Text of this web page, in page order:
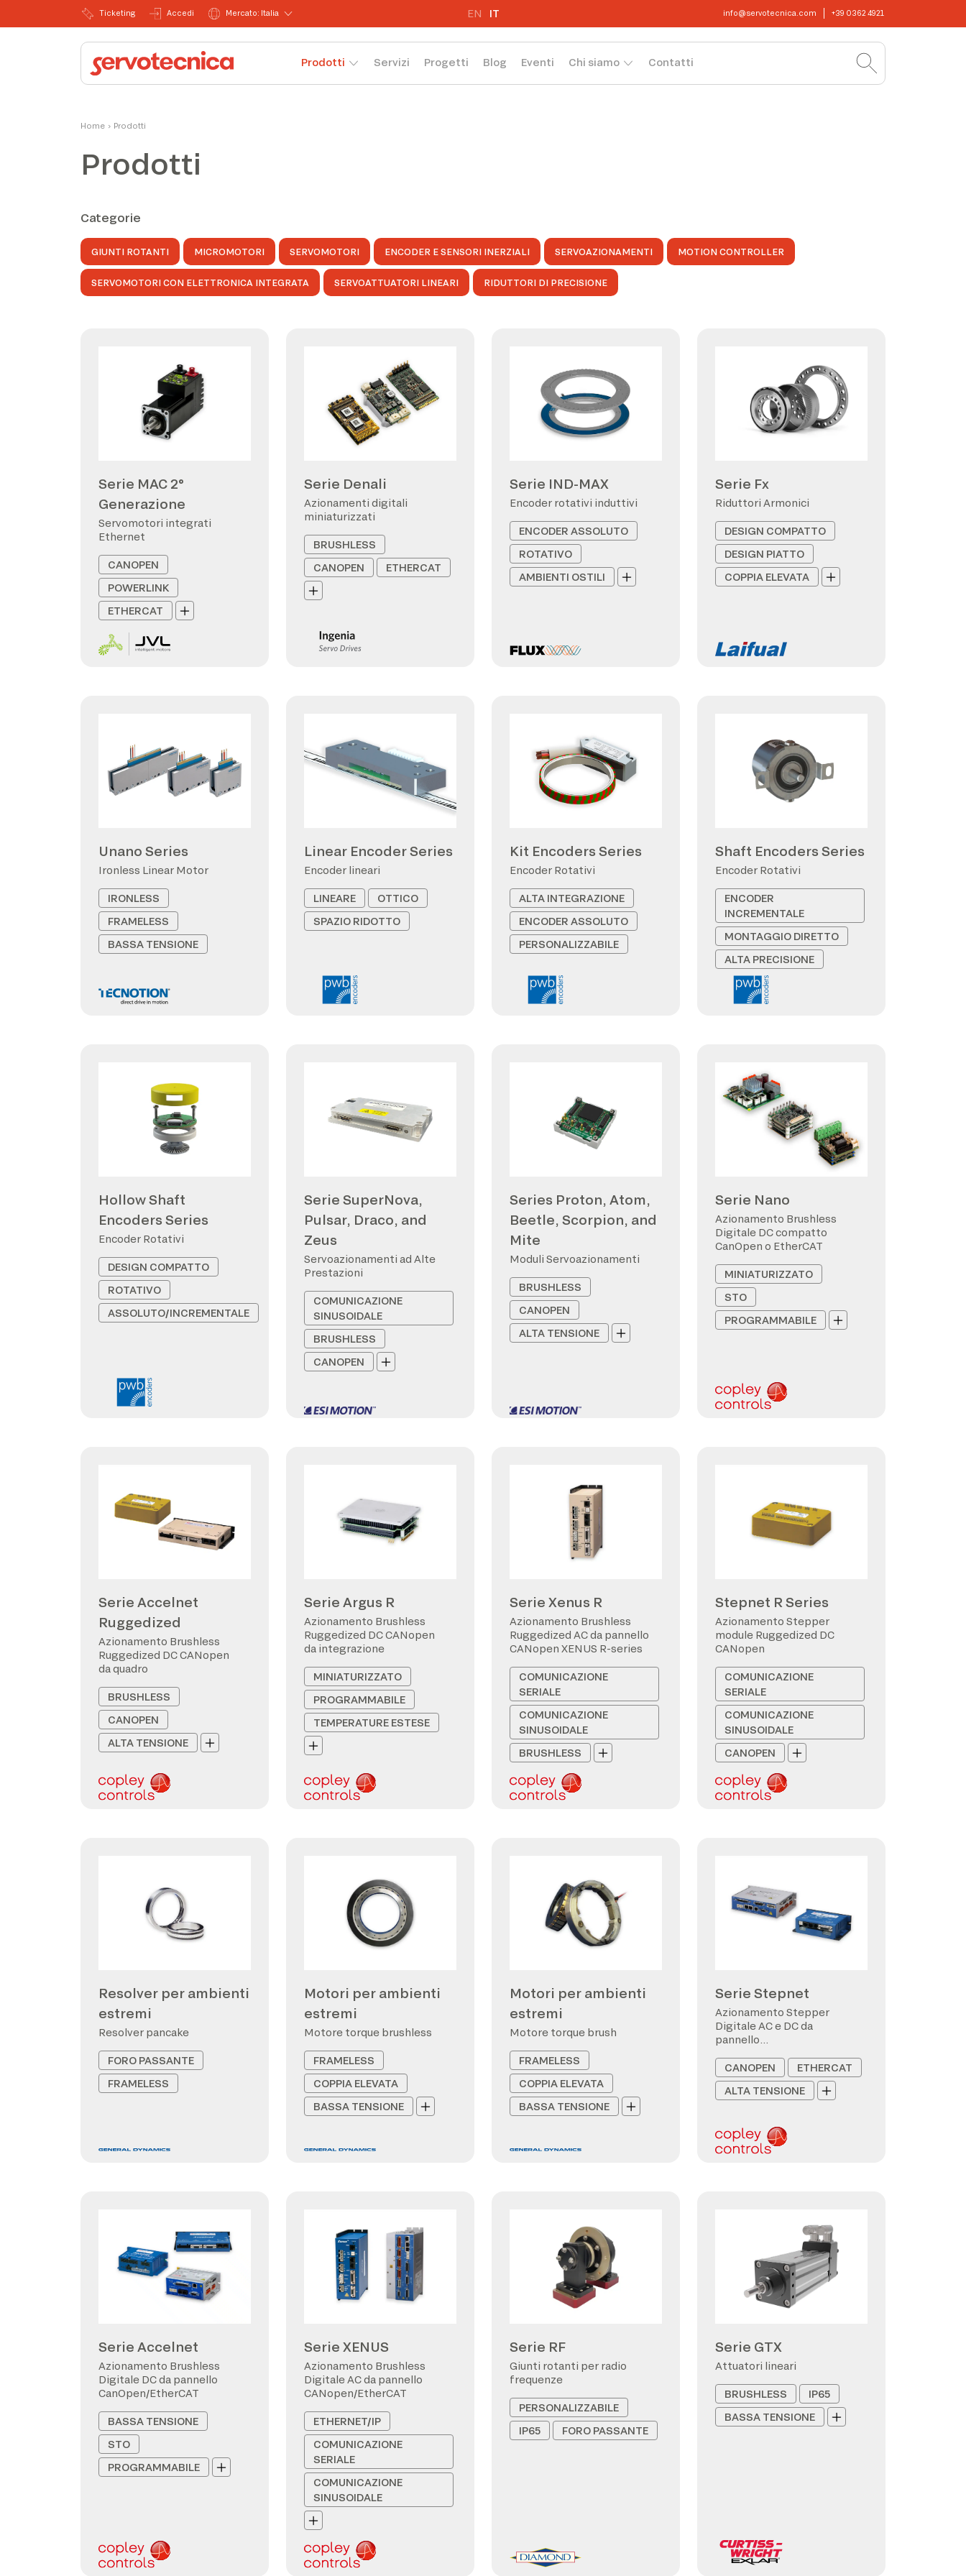
Ticketing Accedi Mercato: Italia EN IT info@servotecnica.com +39 0362 4921
Prodotti Servizi Progetti Blog Eventi Chi siamo Contatti
Home › Prodotti
Prodotti
Categorie
GIUNTI ROTANTI MICROMOTORI SERVOMOTORI ENCODER E SENSORI INERZIALI SERVOAZIONAMENTI MOTION CONTROLLER
SERVOMOTORI CON ELETTRONICA INTEGRATA SERVOATTUATORI LINEARI RIDUTTORI DI PRECISIONE
Serie MAC 2°
Generazione
Servomotori integrati
Ethernet
CANOPEN
POWERLINK
ETHERCAT
Serie Denali
Azionamenti digitali
miniaturizzati
BRUSHLESS
CANOPEN
ETHERCAT
Serie IND-MAX
Encoder rotativi induttivi
ENCODER ASSOLUTO
ROTATIVO
AMBIENTI OSTILI
Serie Fx
Riduttori Armonici
DESIGN COMPATTO
DESIGN PIATTO
COPPIA ELEVATA
Unano Series
Ironless Linear Motor
IRONLESS
FRAMELESS
BASSA TENSIONE
Linear Encoder Series
Encoder lineari
LINEARE
OTTICO
SPAZIO RIDOTTO
Kit Encoders Series
Encoder Rotativi
ALTA INTEGRAZIONE
ENCODER ASSOLUTO
PERSONALIZZABILE
Shaft Encoders Series
Encoder Rotativi
ENCODER
INCREMENTALE
MONTAGGIO DIRETTO
ALTA PRECISIONE
Hollow Shaft
Encoders Series
Encoder Rotativi
DESIGN COMPATTO
ROTATIVO
ASSOLUTO/INCREMENTALE
Serie SuperNova,
Pulsar, Draco, and
Zeus
Servoazionamenti ad Alte
Prestazioni
COMUNICAZIONE
SINUSOIDALE
BRUSHLESS
CANOPEN
Series Proton, Atom,
Beetle, Scorpion, and
Mite
Moduli Servoazionamenti
BRUSHLESS
CANOPEN
ALTA TENSIONE
Serie Nano
Azionamento Brushless
Digitale DC compatto
CanOpen o EtherCAT
MINIATURIZZATO
STO
PROGRAMMABILE
Serie Accelnet
Ruggedized
Azionamento Brushless
Ruggedized DC CANopen
da quadro
BRUSHLESS
CANOPEN
ALTA TENSIONE
Serie Argus R
Azionamento Brushless
Ruggedized DC CANopen
da integrazione
MINIATURIZZATO
PROGRAMMABILE
TEMPERATURE ESTESE
Serie Xenus R
Azionamento Brushless
Ruggedized AC da pannello
CANopen XENUS R-series
COMUNICAZIONE
SERIALE
COMUNICAZIONE
SINUSOIDALE
BRUSHLESS
Stepnet R Series
Azionamento Stepper
module Ruggedized DC
CANopen
COMUNICAZIONE
SERIALE
COMUNICAZIONE
SINUSOIDALE
CANOPEN
Resolver per ambienti
estremi
Resolver pancake
FORO PASSANTE
FRAMELESS
Motori per ambienti
estremi
Motore torque brushless
FRAMELESS
COPPIA ELEVATA
BASSA TENSIONE
Motori per ambienti
estremi
Motore torque brush
FRAMELESS
COPPIA ELEVATA
BASSA TENSIONE
Serie Stepnet
Azionamento Stepper
Digitale AC e DC da
pannello
CANOPEN
ETHERCAT
ALTA TENSIONE
Serie Accelnet
Azionamento Brushless
Digitale DC da pannello
CanOpen/EtherCAT
BASSA TENSIONE
STO
PROGRAMMABILE
Serie XENUS
Azionamento Brushless
Digitale AC da pannello
CANopen/EtherCAT
ETHERNET/IP
COMUNICAZIONE
SERIALE
COMUNICAZIONE
SINUSOIDALE
Serie RF
Giunti rotanti per radio
frequenze
PERSONALIZZABILE
IP65
FORO PASSANTE
Serie GTX
Attuatori lineari
BRUSHLESS
IP65
BASSA TENSIONE